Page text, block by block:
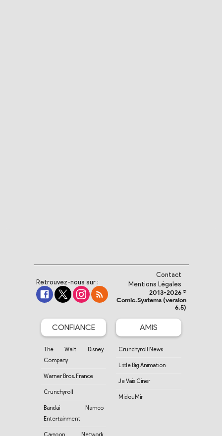
Retrouvez-nous sur :
Contact
Mentions Légales
2013-2026 ©
Comic.Systems (version
6.5)
CONFIANCE
The Walt Disney
Company
Warner Bros. France
Crunchyroll
Bandai Namco
Entertainment
Cartoon Network
AMIS
Crunchyroll News
Little Big Animation
Je Vais Ciner
MidouMir